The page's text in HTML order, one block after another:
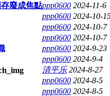
廢成焦點ppp0600 2024-11-6
ppp0600 2024-10-
ppp0600 2024-10-7
ppp0600 2024-10-7
ppp0600 2024-9-23
ppp0600 2024-9-4
清平乐 2024-8-27
ppp0600 2024-8-5
ppp0600 2024-8-5